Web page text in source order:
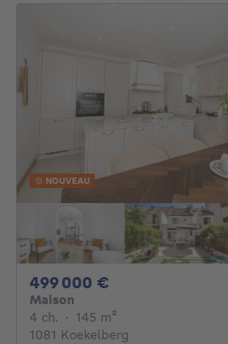
NOUVEAU
499 000 €
Maison
4 ch. 4 chambres
· 145 m²
1081 Koekelberg